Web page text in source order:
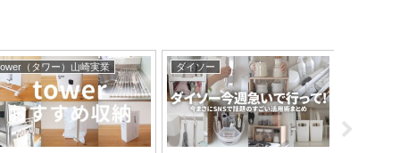
（タワー）山崎実業 ダイソー